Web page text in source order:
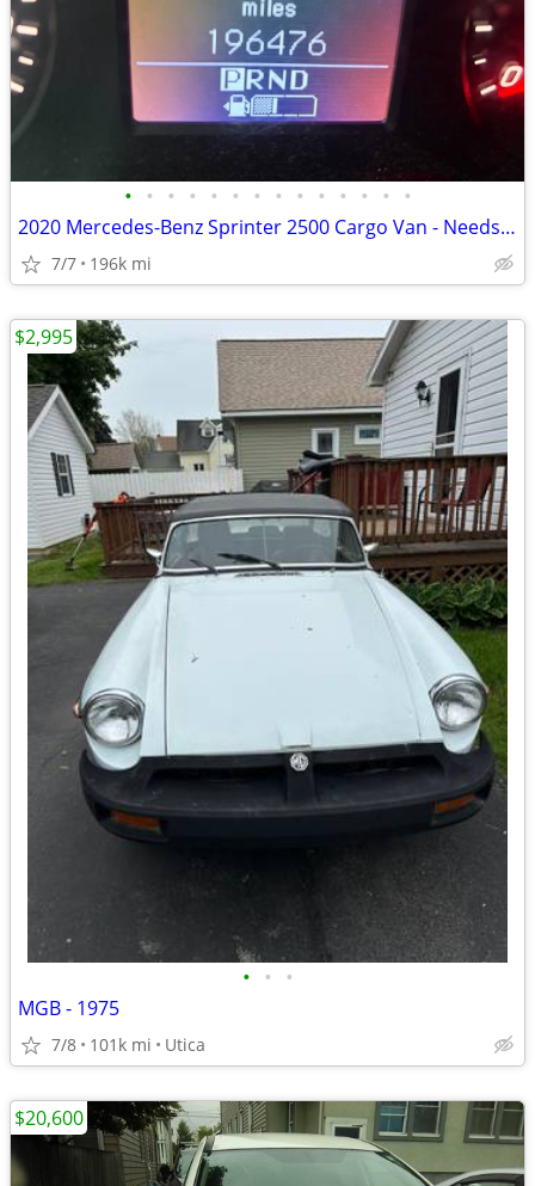
• • • • • • • • • • • • • •
2020 Mercedes-Benz Sprinter 2500 Cargo Van - Needs Repair - $6999 OBO
7/7 196k mi
• • •
MGB - 1975
7/8 101k mi Utica
$2,995
$20,600